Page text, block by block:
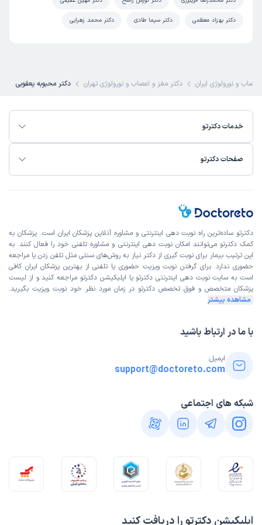
زمان انتظار:
این پزشک را پیشنهاد میکنم
زمان انتظار:0-15 دقیقه
بسیار محنرم و بااخلاق
کاربر دکترتو
این پزشک را پیشنهاد میکنم
زمان انتظار:15-45 دقیقه
خوب ومنظم
علت مراجعه: درمان سردردها و میگرن
اکرم سادات
این پزشک را پیشنهاد میکنم
کاربر دکترتو
این پزشک را پیشنهاد میکنم
زمان انتظار:0-15 دقیقه
بدقت نگاه کرد.توضیحات کامل بود.اولین بار مراجعه کردم.راضی
دکتر بهزاد معظمی دکتر سیما طادی دکتر محمد زهرایی
و نورولوژی ایران دکتر مغز و اعصاب و نورولوژی تهران دکتر محبوبه یعقوبی
خدمات دکترتو
صفحات دکترتو
اپلیکیشن دکترتو را دریافت کنید
دکترتو ساده‌ترین راه نوبت‌ دهی اینترنتی و مشاوره آنلاین پزشکان ایران است. پزشکان به
کمک دکترتو می‌توانند امکان نوبت دهی اینترنتی و مشاوره تلفنی خود را فعال کنند. به
این ترتیب بیمار برای نوبت گیری از دکتر نیاز به روش‌های سنتی مثل تلفن زدن یا مراجعه
حضوری ندارد. برای گرفتن نوبت ویزیت حضوری یا تلفنی از بهترین پزشکان ایران کافی
است به سایت نوبت دهی اینترنتی دکترتو یا اپلیکیشن دکترتو مراجعه کنید و از لیست
پزشکان متخصص و فوق تخصص دکترتو در زمان مورد نظر خود نوبت ویزیت بگیرید.
مشاهده بیشتر
با ما در ارتباط باشید
ایمیل:
support@doctoreto.com
شبکه های اجتماعی